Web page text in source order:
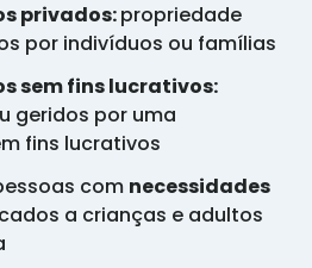
privados:propriedade
por indivíduos ou famílias
sem fins lucrativos:
geridos por uma
fins lucrativos
com necessidades
a crianças e adultos